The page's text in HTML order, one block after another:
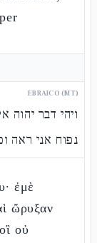
EBRAICO (MT)
ויהי דבר
נפוח אני ראה
ἐμὲ
ὤρυξαν
οὐ